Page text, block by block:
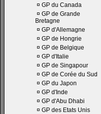
¤ GP du Canada
¤ GP de Grande
Bretagne
¤ GP d'Allemagne
¤ GP de Hongrie
¤ GP de Belgique
¤ GP d'Italie
¤ GP de Singapour
¤ GP de Corée du Sud
¤ GP du Japon
¤ GP d'Inde
¤ GP d'Abu Dhabi
¤ GP des Etats Unis